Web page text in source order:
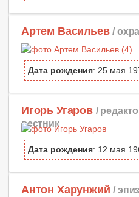
Артем Васильев /
Дата рождения: 25 мая
Игорь Угаров /
вестник
Дата рождения: 12 мая
Антон Харунжий /